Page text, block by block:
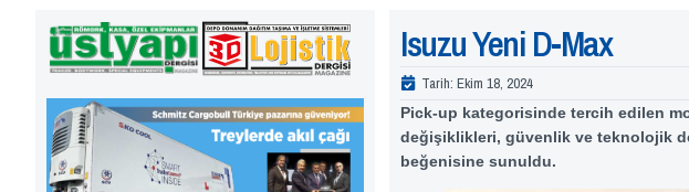
Isuzu Yeni D-Max
Tarih: Ekim 18, 2024
Pick-up kategorisinde tercih edilen
değişiklikleri, güvenlik ve teknolojik
beğenisine sunuldu.